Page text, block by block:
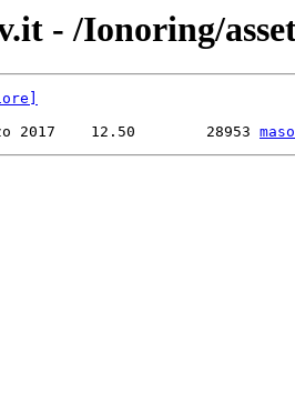
- /Ionoring/
2017    12.50        28953